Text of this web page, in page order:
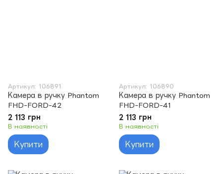
Артикул: 106891
Камера в ручку Phantom
FHD-FORD-42
2 113 грн
В наявності
Купити
Артикул: 106890
Камера в ручку Phantom
FHD-FORD-41
2 113 грн
В наявності
Купити